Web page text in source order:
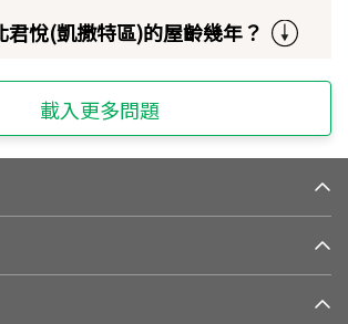
君悅(凱撒特區)的屋齡幾年？
載入更多問題